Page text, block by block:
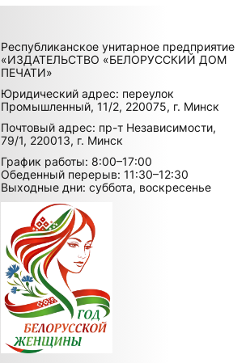
Республиканское унитарное предприятие
«ИЗДАТЕЛЬСТВО «БЕЛОРУССКИЙ ДОМ
ПЕЧАТИ»
Юридический адрес: переулок
Промышленный, 11/2, 220075, г. Минск
Почтовый адрес: пр-т Независимости,
79/1, 220013, г. Минск
График работы: 8:00–17:00
Обеденный перерыв: 11:30–12:30
Выходные дни: суббота, воскресенье